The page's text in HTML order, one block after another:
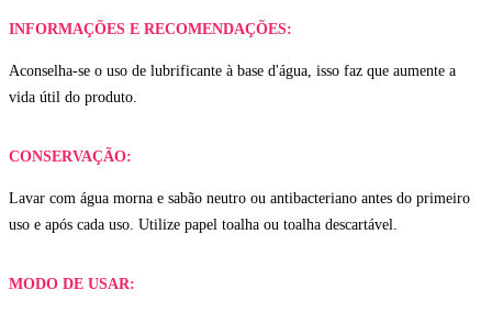
INFORMAÇÕES E RECOMENDAÇÕES:
Aconselha-se o uso de lubrificante à base d'água, isso faz que aumente a
vida útil do produto.
CONSERVAÇÃO:
Lavar com água morna e sabão neutro ou antibacteriano antes do primeiro
uso e após cada uso. Utilize papel toalha ou toalha descartável.
MODO DE USAR: